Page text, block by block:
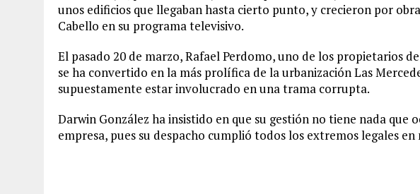
unos edificios que llegaban hasta cierto punto, y crecieron por
Cabello en su programa televisivo.
El pasado 20 de marzo, Rafael Perdomo, uno de los propietarios
se ha convertido en la más prolífica de la urbanización Las
supuestamente estar involucrado en una trama corrupta.
Darwin González ha insistido en que su gestión no tiene nada que
empresa, pues su despacho cumplió todos los extremos legales